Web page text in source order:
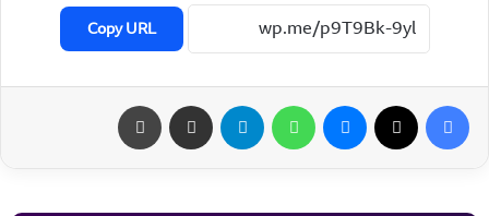
Copy URL